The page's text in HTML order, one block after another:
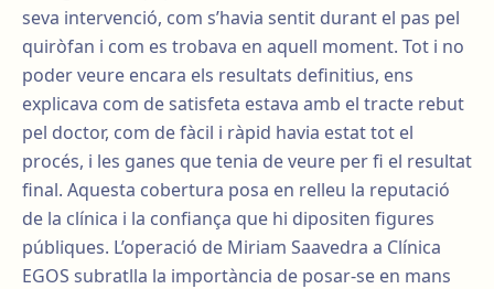
seva intervenció, com s’havia sentit durant el pas pel
quiròfan i com es trobava en aquell moment. Tot i no
poder veure encara els resultats definitius, ens
explicava com de satisfeta estava amb el tracte rebut
pel doctor, com de fàcil i ràpid havia estat tot el
procés, i les ganes que tenia de veure per fi el resultat
final. Aquesta cobertura posa en relleu la reputació
de la clínica i la confiança que hi dipositen figures
públiques. L’operació de Miriam Saavedra a Clínica
EGOS subratlla la importància de posar-se en mans